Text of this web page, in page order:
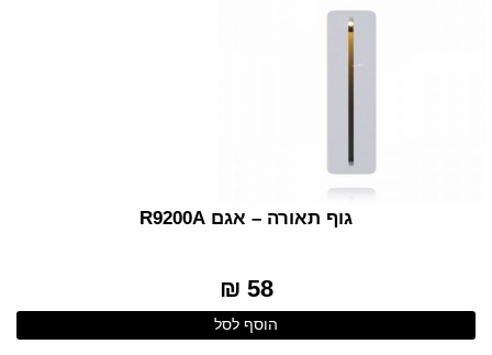
גוף תאורה – אגם R9200A
58 ₪
הוסף לסל